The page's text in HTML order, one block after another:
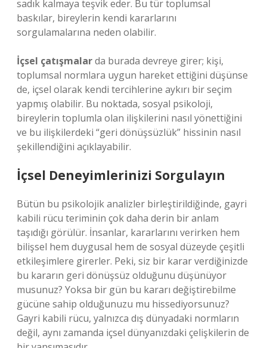
sadık kalmaya teşvik eder. Bu tür toplumsal
baskılar, bireylerin kendi kararlarını
sorgulamalarına neden olabilir.
İçsel çatışmalarda burada devreye girer; kişi,
toplumsal normlara uygun hareket ettiğini düşünse
de, içsel olarak kendi tercihlerine aykırı bir seçim
yapmış olabilir. Bu noktada, sosyal psikoloji,
bireylerin toplumla olan ilişkilerini nasıl yönettiğini
ve bu ilişkilerdeki “geri dönüşsüzlük” hissinin nasıl
şekillendiğini açıklayabilir.
İçsel Deneyimlerinizi Sorgulayın
Bütün bu psikolojik analizler birleştirildiğinde, gayri
kabili rücu teriminin çok daha derin bir anlam
taşıdığı görülür. İnsanlar, kararlarını verirken hem
bilişsel hem duygusal hem de sosyal düzeyde çeşitli
etkileşimlere girerler. Peki, siz bir karar verdiğinizde
bu kararın geri dönüşsüz olduğunu düşünüyor
musunuz? Yoksa bir gün bu kararı değiştirebilme
gücüne sahip olduğunuzu mu hissediyorsunuz?
Gayri kabili rücu, yalnızca dış dünyadaki normların
değil, aynı zamanda içsel dünyanızdaki çelişkilerin de